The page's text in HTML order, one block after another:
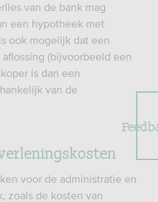
van de bank mag
een hypotheek met
ook mogelijk dat een
(bijvoorbeeld een
is dan een
van de
voor de administratie en
zoals de kosten van